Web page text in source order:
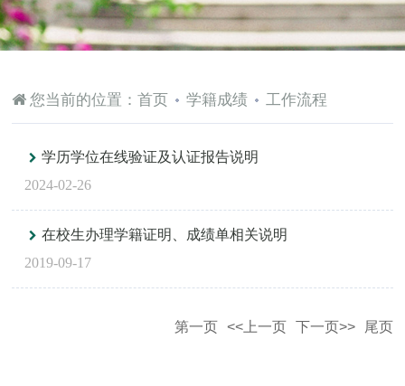
您当前的位置：首页 学籍成绩 工作流程
学历学位在线验证及认证报告说明
2024-02-26
在校生办理学籍证明、成绩单相关说明
2019-09-17
第一页 <<上一页 下一页>> 尾页